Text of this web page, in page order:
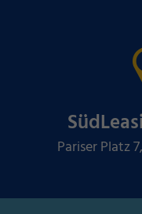
Pariser Platz